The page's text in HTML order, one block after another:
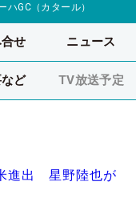
ハGC（カタール）
せ ニュース
ど TV放送予定
進出 星野陸也が